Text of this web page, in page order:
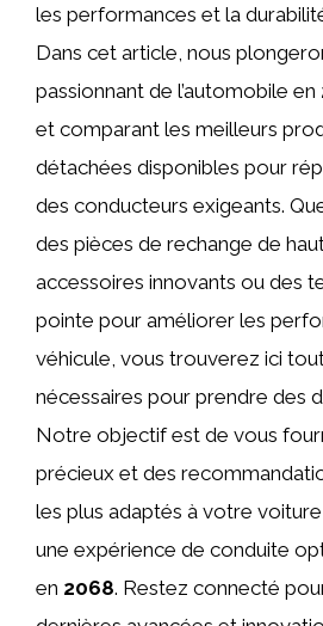
les performances et la
Dans cet article, nous
passionnant de l’automobile en
et comparant les meilleurs
détachées disponibles pour
des conducteurs exigeants.
des pièces de rechange de
accessoires innovants ou des
pointe pour améliorer les
véhicule, vous trouverez ici
nécessaires pour prendre des
Notre objectif est de vous
précieux et des
les plus adaptés à votre
une expérience de conduite
en 2068. Restez connecté